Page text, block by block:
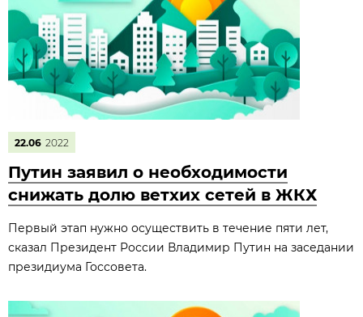
22.06 2022
Путин заявил о необходимости
снижать долю ветхих сетей в ЖКХ
Первый этап нужно осуществить в течение пяти лет,
сказал Президент России Владимир Путин на заседании
президиума Госсовета.